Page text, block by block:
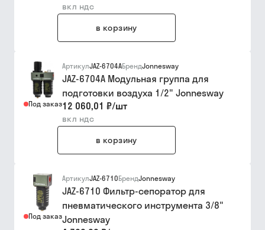
вкл ндс
в корзину
Под заказ
АртикулJAZ-6704AБрендJonnesway
JAZ-6704A Модульная группа для
подготовки воздуха 1/2" Jonnesway
12 060,01 ₽/шт
вкл ндс
в корзину
Под заказ
АртикулJAZ-6710БрендJonnesway
JAZ-6710 Фильтр-сепоратор для
пневматического инструмента 3/8"
Jonnesway